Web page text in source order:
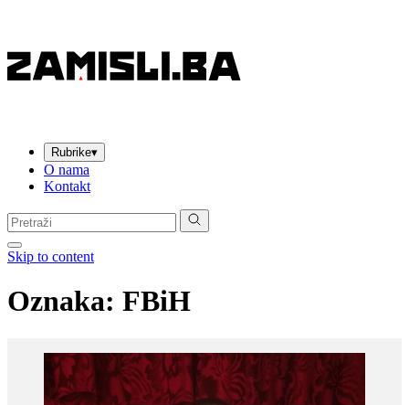
Rubrike▾
O nama
Kontakt
Pretraga:
Skip to content
Oznaka: FBiH